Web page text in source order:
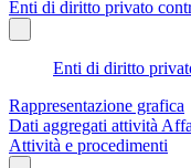
Enti di diritto privato
Enti di diritto
Rappresentazione grafica
Dati aggregati attività
Attività e procedimenti